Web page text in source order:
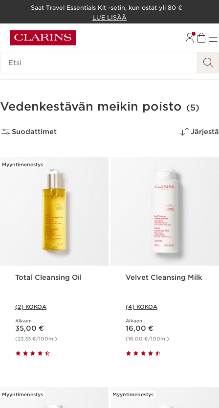
SIIRRY ALATUNNISTEESEEN
Saat Travel Essentials Kit -setin, kun ostat yli 80 €
LUE LISÄÄ
Hakuhistoria
Vedenkestävän meikin poisto (5)
Suodattimet Järjestä
Myyntimenestys
Total Cleansing Oil
(2) KOKOA
Alkaen
Nykyinen hinta 35,00 €
35,00 €
(23,33 €/100ml)
Velvet Cleansing Milk
(4) KOKOA
Alkaen
Nykyinen hinta 16,00 €
16,00 €
(16,00 €/100ml)
Myyntimenestys Myyntimenestys